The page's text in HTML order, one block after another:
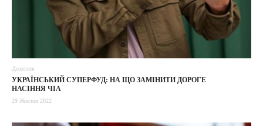
Дозвілля
УКРАЇНСЬКИЙ СУПЕРФУД: НА ЩО ЗАМІНИТИ ДОРОГЕ
НАСІННЯ ЧІА
29 Жовтня 2022